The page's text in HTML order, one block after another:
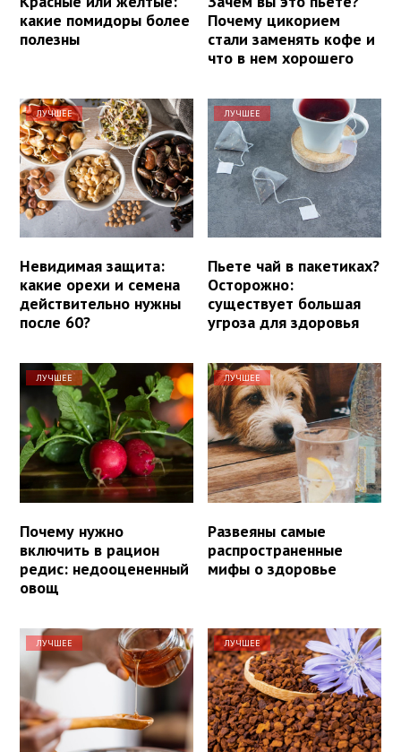
какие помидоры более
полезны
Почему цикорием
стали заменять кофе и
что в нем хорошего
ЛУЧШЕЕ
Невидимая защита:
какие орехи и семена
действительно нужны
после 60?
ЛУЧШЕЕ
Пьете чай в пакетиках?
Осторожно:
существует большая
угроза для здоровья
ЛУЧШЕЕ
Почему нужно
включить в рацион
редис: недооцененный
овощ
ЛУЧШЕЕ
Развеяны самые
распространенные
мифы о здоровье
ЛУЧШЕЕ ЛУЧШЕЕ